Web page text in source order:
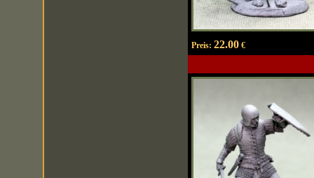
Preis: 22.00€